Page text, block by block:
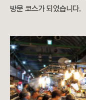
방문 코스가 되었습니다.